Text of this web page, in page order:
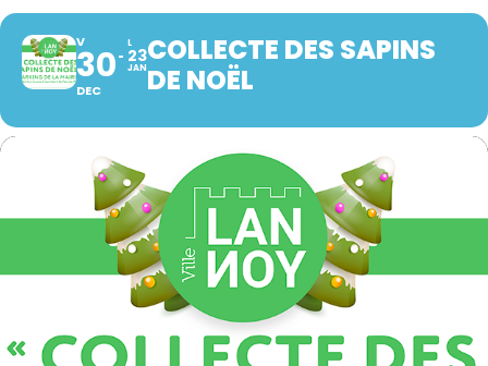
V
30
DEC
L
23
JAN
COLLECTE DES SAPINS
DE NOËL